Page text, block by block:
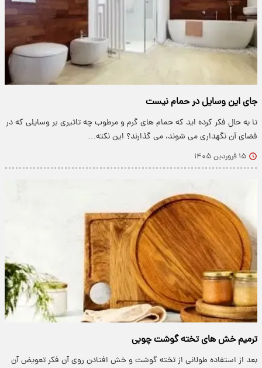
جای این وسایل در حمام نیست
تا به حال فکر کرده اید که حمام های گرم و مرطوب چه تاثیری بر وسایلی که در
فضای آن نگهداری می شوند، می گذارند؟ این نکته…
۱۵ فروردین ۱۴۰۵
ترمیم خش های تخته گوشت چوبی
بعد از استفاده طولانی از تخته گوشت و خش افتادن روی آن فکر تعویض آن